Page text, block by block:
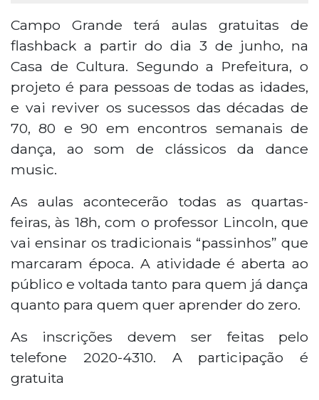
Campo Grande terá aulas gratuitas de
flashback a partir do dia 3 de junho, na
Casa de Cultura. Segundo a Prefeitura, o
projeto é para pessoas de todas as idades,
e vai reviver os sucessos das décadas de
70, 80 e 90 em encontros semanais de
dança, ao som de clássicos da dance
music.
As aulas acontecerão todas as quartas-
feiras, às 18h, com o professor Lincoln, que
vai ensinar os tradicionais “passinhos” que
marcaram época. A atividade é aberta ao
público e voltada tanto para quem já dança
quanto para quem quer aprender do zero.
As inscrições devem ser feitas pelo
telefone 2020-4310. A participação é
gratuita